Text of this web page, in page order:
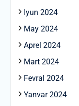
Iyun 2024
May 2024
Aprel 2024
Mart 2024
Fevral 2024
Yanvar 2024